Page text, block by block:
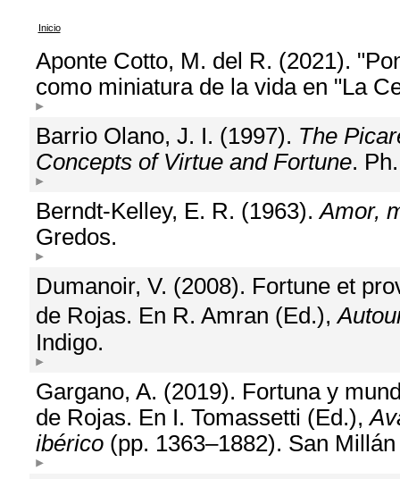
Inicio
Aponte Cotto, M. del R. (2021).
como miniatura de la vida en "La
Barrio Olano, J. I. (1997). The
Concepts of Virtue and Fortune.
Berndt-Kelley, E. R. (1963).Amor,
Gredos.
Dumanoir, V. (2008). Fortune et
de Rojas. En R. Amran (Ed.),
Indigo.
Gargano, A. (2019). Fortuna y
de Rojas. En I. Tomassetti (Ed.),
ibérico(pp. 1363–1882). San